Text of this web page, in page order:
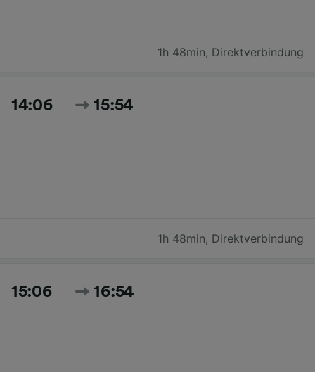
1h 48min, Direktverbindung
14:06 15:54
1h 48min, Direktverbindung
15:06 16:54